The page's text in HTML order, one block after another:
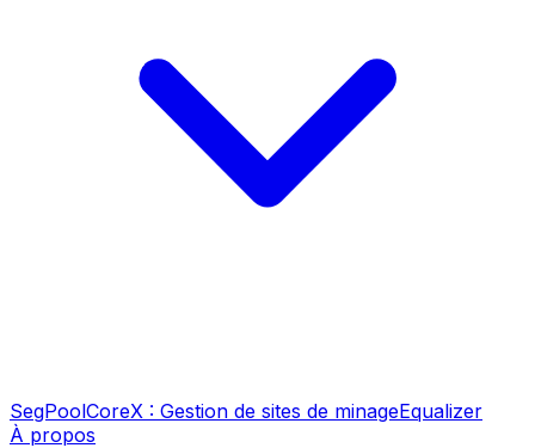
SegPoolCoreX : Gestion de sites de minageEqualizer
À propos